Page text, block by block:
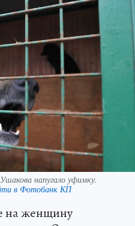
напугало уфимку.
в Фотобанк КП
на женщину